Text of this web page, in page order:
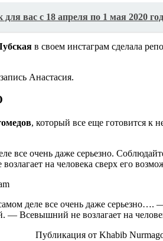
вас с 18 апреля по 1 мая 2020
в своем инстаграм сделала
Анастасия.
, который все еще готовится к
очень даже серьезно.
на человека сверх его
деле все очень даже серьезно…. —
— Всевышний не возлагает на
Публикация от Khabib